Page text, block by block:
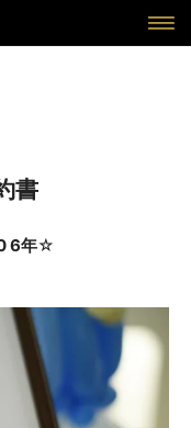
和婚
書
6年☆